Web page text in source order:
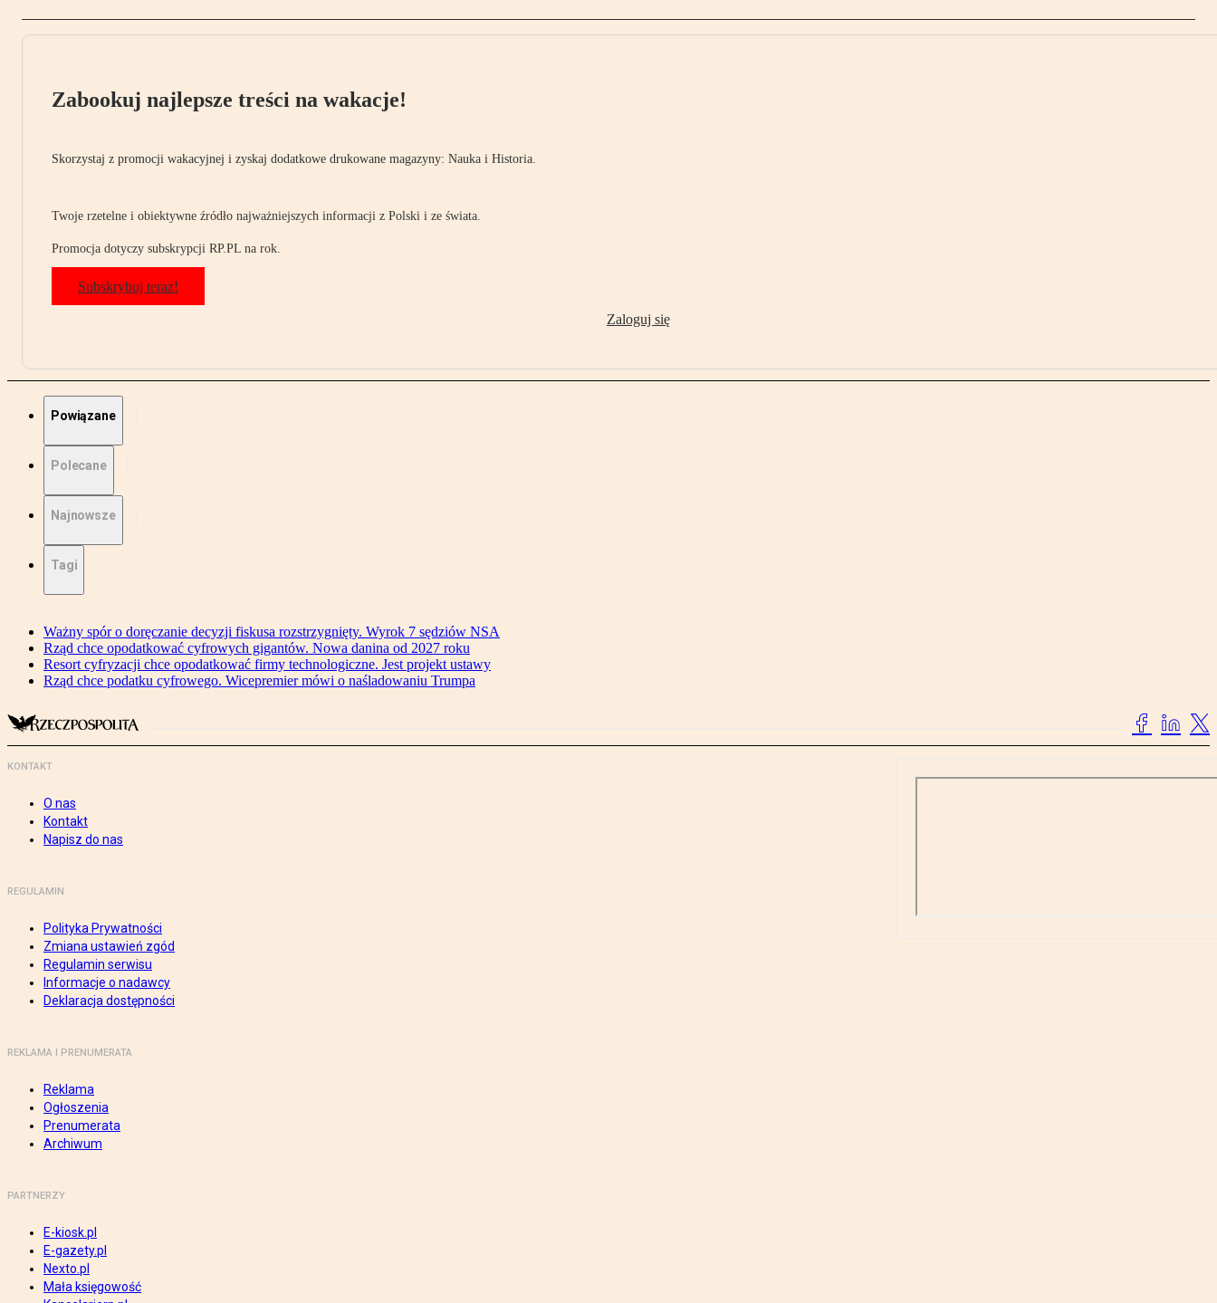
Zabookuj najlepsze treści na wakacje!
Skorzystaj z promocji wakacyjnej i zyskaj dodatkowe drukowane magazyny: Nauka i Historia.
Twoje rzetelne i obiektywne źródło najważniejszych informacji z Polski i ze świata.
Promocja dotyczy subskrypcji RP.PL na rok.
Subskrybuj teraz!
Zaloguj się
Powiązane
Polecane
Najnowsze
Tagi
Ważny spór o doręczanie decyzji fiskusa rozstrzygnięty. Wyrok 7 sędziów NSA
Rząd chce opodatkować cyfrowych gigantów. Nowa danina od 2027 roku
Resort cyfryzacji chce opodatkować firmy technologiczne. Jest projekt ustawy
Rząd chce podatku cyfrowego. Wicepremier mówi o naśladowaniu Trumpa
KONTAKT
O nas
Kontakt
Napisz do nas
REGULAMIN
Polityka Prywatności
Zmiana ustawień zgód
Regulamin serwisu
Informacje o nadawcy
Deklaracja dostępności
REKLAMA I PRENUMERATA
Reklama
Ogłoszenia
Prenumerata
Archiwum
PARTNERZY
E-kiosk.pl
E-gazety.pl
Nexto.pl
Mała księgowość